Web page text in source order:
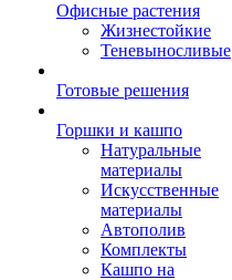
Офисные растения
Жизнестойкие
Теневыносливые
Готовые решения
Горшки и кашпо
Натуральные
материалы
Искусственные
материалы
Автополив
Комплекты
Кашпо на